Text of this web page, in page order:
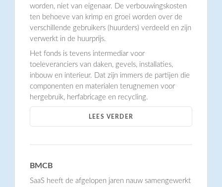
worden, niet van eigenaar. De verbouwingskosten
ten behoeve van krimp en groei worden over de
verschillende gebruikers (huurders) verdeeld en zijn
verwerkt in de huurprijs.
Het fonds is tevens intermediar voor
toeleveranciers van daken, gevels, installaties,
inbouw en interieur. Dat zijn immers de partijen die
componenten en materialen terugnemen voor
hergebruik, herfabricage en recycling.
LEES VERDER
BMCB
SaaS heeft de afgelopen jaren nauw samengewerkt